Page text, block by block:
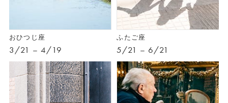
おひつじ座
3/21 – 4/19
ふたご座
5/21 – 6/21